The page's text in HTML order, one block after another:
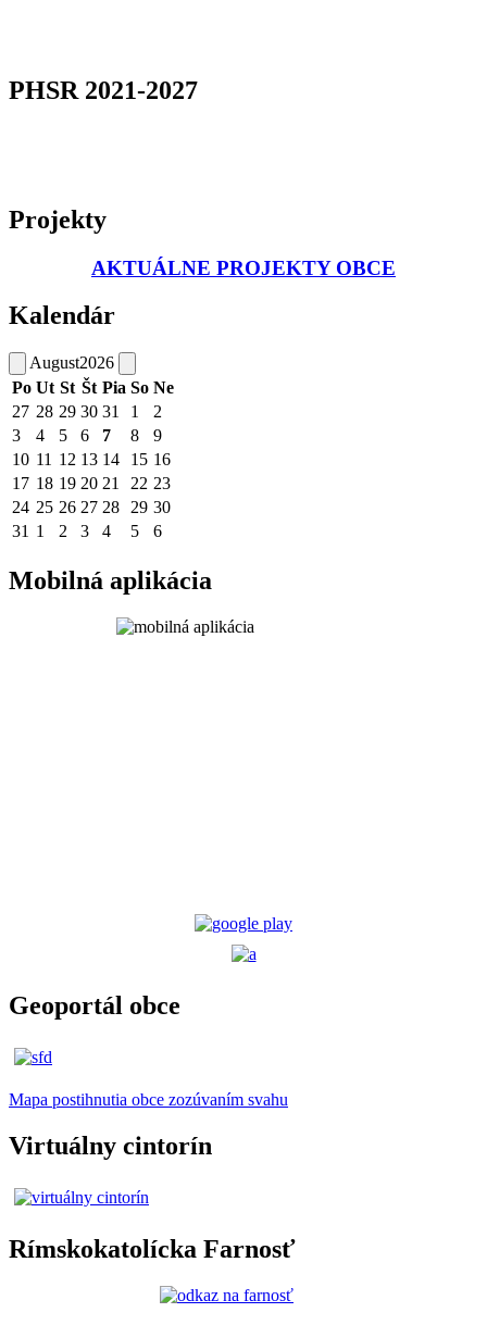
PHSR 2021-2027
Projekty
AKTUÁLNE PROJEKTY OBCE
Kalendár
August2026
Po Ut St Št Pia So Ne
27 28 29 30 31 1
2
3
4 5 6 7 8
9
10 11 12 13 14 15 16
17 18 19 20 21 22 23
24 25 26 27 28 29 30
31 1 2 3 4 5 6
Mobilná aplikácia
Geoportál obce
Mapa postihnutia obce zozúvaním svahu
Virtuálny cintorín
Rímskokatolícka Farnosť